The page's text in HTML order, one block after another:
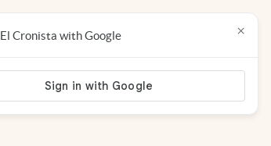
Cronista with Google ×